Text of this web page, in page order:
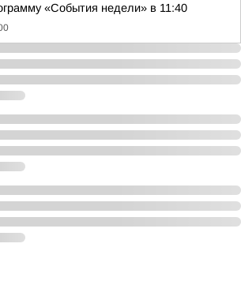
«События недели» в 11:40